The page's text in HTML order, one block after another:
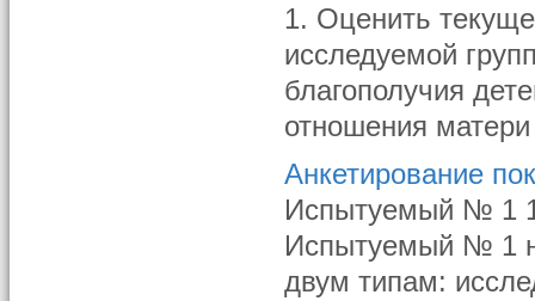
1. Оценить
исследуемой
благополучия
отношения
Анкетирование
Испытуемый № 1
Испытуемый № 1
двум типам: